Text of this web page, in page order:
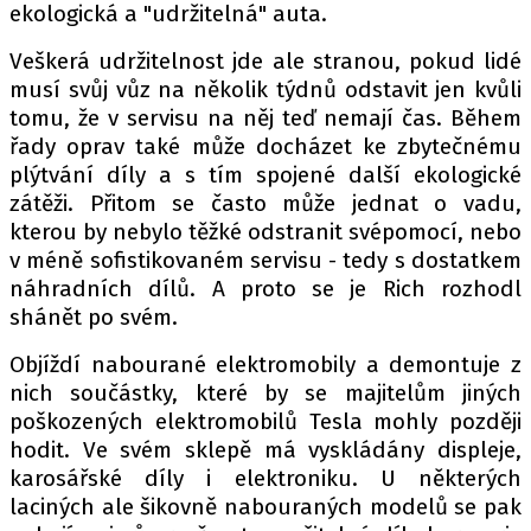
ekologická a "udržitelná" auta.
Veškerá udržitelnost jde ale stranou, pokud lidé
musí svůj vůz na několik týdnů odstavit jen kvůli
tomu, že v servisu na něj teď nemají čas. Během
řady oprav také může docházet ke zbytečnému
plýtvání díly a s tím spojené další ekologické
zátěži. Přitom se často může jednat o vadu,
kterou by nebylo těžké odstranit svépomocí, nebo
v méně sofistikovaném servisu - tedy s dostatkem
náhradních dílů. A proto se je Rich rozhodl
shánět po svém.
Objíždí nabourané elektromobily a demontuje z
nich součástky, které by se majitelům jiných
poškozených elektromobilů Tesla mohly později
hodit. Ve svém sklepě má vyskládány displeje,
karosářské díly i elektroniku. U některých
laciných ale šikovně nabouraných modelů se pak